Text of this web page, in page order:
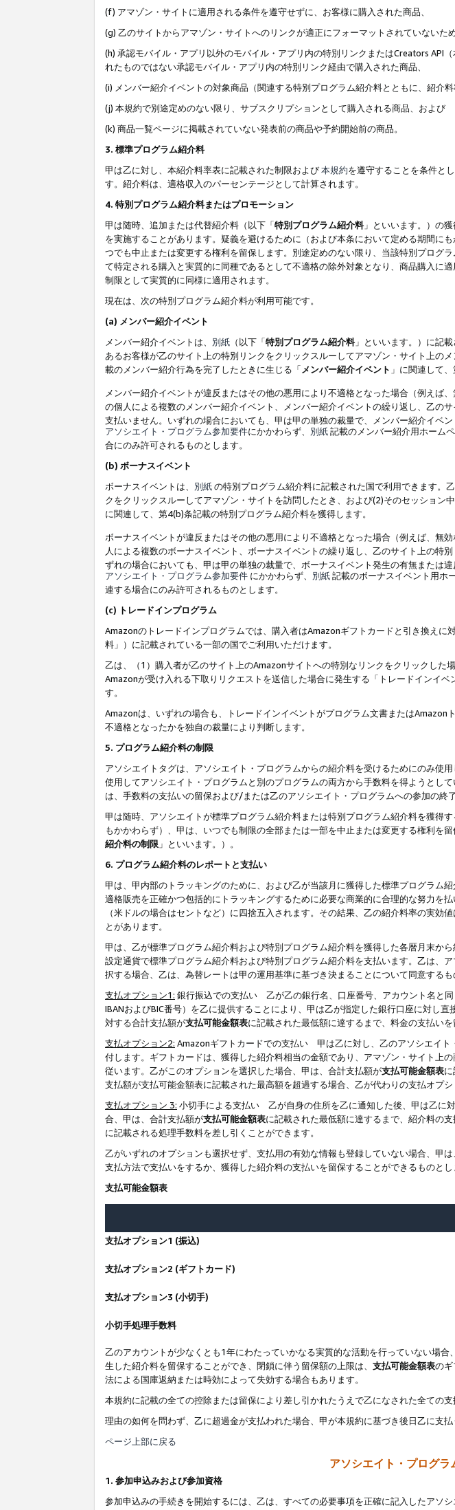
(f) アマゾン・サイトに適用される条件を遵守せずに、お客様に購入された商品、
(g) 乙のサイトからアマゾン・サイトへのリンクが適正にフォーマットされていないた
(h) 承認モバイル・アプリ以外のモバイル・アプリ内の特別リンクまたはCreators API
れたものではない承認モバイル・アプリ内の特別リンク経由で購入された商品、
(i) メンバー紹介イベントの対象商品（関連する特別プログラム紹介料とともに、紹介料
(j) 本規約で別途定めのない限り、サブスクリプションとして購入される商品、および
(k) 商品一覧ページに掲載されていない発表前の商品や予約開始前の商品。
3. 標準プログラム紹介料
甲は乙に対し、本紹介料率表に記載された制限および本規約を遵守することを条件とし
す。紹介料は、適格収入のパーセンテージとして計算されます。
4. 特別プログラム紹介料またはプロモーション
甲は随時、追加または代替紹介料（以下「特別プログラム紹介料」といいます。）の
を実施することがあります。疑義を避けるために（および本条において定める期間に
つでも中止または変更する権利を留保します。別途定めのない限り、当該特別プログ
て特定される購入と実質的に同種であるとして不適格の除外対象となり、商品購入に
制限として実質的に同様に適用されます。
現在は、次の特別プログラム紹介料が利用可能です。
(a) メンバー紹介イベント
メンバー紹介イベントは、 別紙 （以下「特別プログラム紹介料」といいます。）に記
あるお客様が乙のサイト上の特別リンクをクリックスルーしてアマゾン・サイト上の
載のメンバー紹介行為を完了したときに生じる「 メンバー紹介イベント 」に関連して
メンバー紹介イベントが違反またはその他の悪用により不適格となった場合（例えば
の個人による複数のメンバー紹介イベント、メンバー紹介イベントの繰り返し、乙の
支払いません。いずれの場合においても、甲は甲の単独の裁量で、メンバー紹介イベ
アソシエイト・プログラム参加要件にかかわらず、 別紙記載のメンバー紹介用ホーム
合にのみ許可されるものとします。
(b) ボーナスイベント
ボーナスイベントは、 別紙の特別プログラム紹介料に記載された国で利用できます。
クをクリックスルーしてアマゾン・サイトを訪問したとき、および(2)そのセッション
に関連して、第4(b)条記載の特別プログラム紹介料を獲得します。
ボーナスイベントが違反またはその他の悪用により不適格となった場合（例えば、無
人による複数のボーナスイベント、ボーナスイベントの繰り返し、乙のサイト上の
ずれの場合においても、甲は甲の単独の裁量で、ボーナスイベント発生の有無または
アソシエイト・プログラム参加要件 にかかわらず、 別紙記載のボーナスイベント用ホ
連する場合にのみ許可されるものとします。
(c) トレードインプログラム
Amazonのトレードインプログラムでは、購入者はAmazonギフトカードと引き換え
料」）に記載されている一部の国でご利用いただけます。
乙は、（1）購入者が乙のサイト上のAmazonサイトへの特別なリンクをクリックした
Amazonが受け入れる下取りリクエストを送信した場合に発生する「トレードインイ
す。
Amazonは、いずれの場合も、トレードインイベントがプログラム文書または
不適格となったかを独自の裁量により判断します。
5. プログラム紹介料の制限
アソシエイトタグは、アソシエイト・プログラムからの紹介料を受けるためにのみ使
使用してアソシエイト・プログラムと別のプログラムの両方から手数料を得ようとし
は、手数料の支払いの留保および/または乙のアソシエイト・プログラムへの参加の終
甲は随時、アソシエイトが標準プログラム紹介料または特別プログラム紹介料を獲得
もかかわらず）、甲は、いつでも制限の全部または一部を中止または変更する権利を
紹介料の制限 」といいます。）。
6. プログラム紹介料のレポートと支払い
甲は、甲内部のトラッキングのために、および乙が当該月に獲得した標準プログラム
適格販売を正確かつ包括的にトラッキングするために必要な商業的に合理的な努力を
（米ドルの場合はセントなど）に四捨五入されます。その結果、乙の紹介料率の実
とがあります。
甲は、乙が標準プログラム紹介料および特別プログラム紹介料を獲得した各暦月末か
設定通貨で標準プログラム紹介料および特別プログラム紹介料を支払います。乙は、
択する場合、乙は、為替レートは甲の運用基準に基づき決まることについて同意するも
支払オプション1: 銀行振込での支払い 乙が乙の銀行名、口座番号、アカウント名と
IBANおよびBIC番号）を乙に提供することにより、甲は乙が指定した銀行口座に対し
対する合計支払額が支払可能金額表に記載された最低額に達するまで、料金の支払いを
支払オプション2: Amazonギフトカードでの支払い 甲は乙に対し、乙のアソシエイト
付します。ギフトカードは、獲得した紹介料相当の金額であり、アマゾン・サイト上
従います。乙がこのオプションを選択した場合、甲は、合計支払額が支払可能金額表
支払額が支払可能金額表に記載された最高額を超過する場合、乙が代わりの支払オプ
支払オプション 3: 小切手による支払い 乙が自身の住所を乙に通知した後、甲は乙に
合、甲は、合計支払額が支払可能金額表に記載された最低額に達するまで、紹介料の
に記載される処理手数料を差し引くことができます。
乙がいずれのオプションも選択せず、支払用の有効な情報も登録していない場合、甲
支払方法で支払いをするか、獲得した紹介料の支払いを留保することができるものとし
支払可能金額表
支払オプション1 (振込)
支払オプション2 (ギフトカード)
支払オプション3 (小切手)
小切手処理手数料
乙のアカウントが少なくとも1年にわたっていかなる実質的な活動を行っていない場
生した紹介料を留保することができ、閉鎖に伴う留保額の上限は、 支払可能金額表のギ
法による国庫返納または時効によって失効する場合もあります。
本規約に記載の全ての控除または留保により差し引かれたうえで乙になされた全ての
理由の如何を問わず、乙に超過金が支払われた場合、甲が本規約に基づき後日乙に支
ページ上部に戻る
アソシエイト・プログラ
1. 参加申込みおよび参加資格
参加申込みの手続きを開始するには、乙は、すべての必要事項を正確に記入したアソ